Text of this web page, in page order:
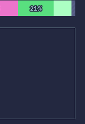
21%
21%